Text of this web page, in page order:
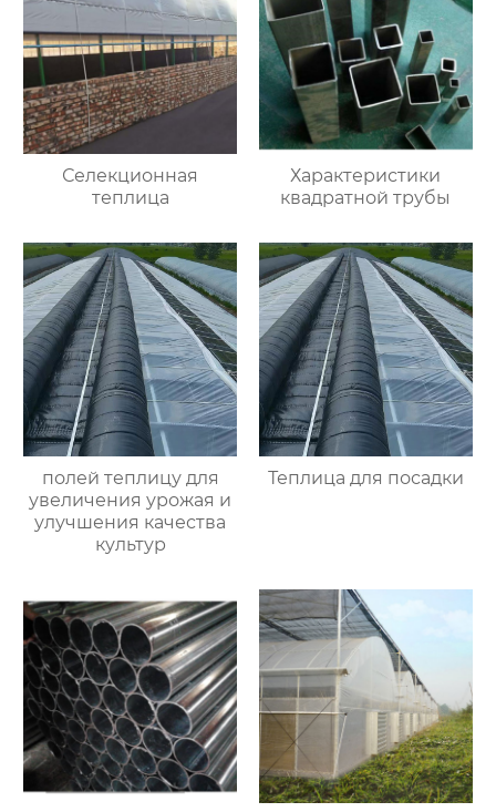
Селекционная
теплица
Характеристики
квадратной трубы
полей теплицу для
увеличения урожая и
улучшения качества
культур
Теплица для посадки